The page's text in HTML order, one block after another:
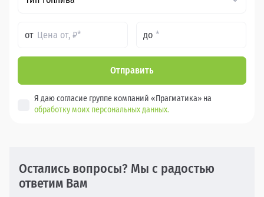
от до
Отправить
Я даю согласие группе компаний «Прагматика» на
обработку моих персональных данных.
Остались вопросы? Мы с радостью
ответим Вам